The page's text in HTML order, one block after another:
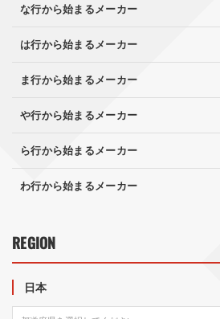
な行から始まるメーカー
は行から始まるメーカー
ま行から始まるメーカー
や行から始まるメーカー
ら行から始まるメーカー
わ行から始まるメーカー
REGION
日本